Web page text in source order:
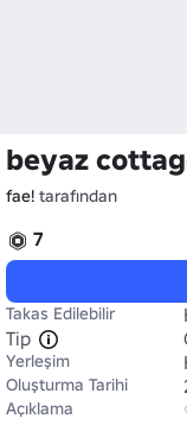
beyaz
fae! tarafından
7
Takas Edilebilir
Tip
Yerleşim
Oluşturma Tarihi
Açıklama